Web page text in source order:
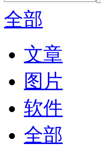
全部
文章
图片
软件
全部